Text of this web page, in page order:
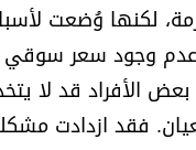
لكنها وُضعت
وجود سعر سوقي
بعض الأفراد قد لا
فقد ازدادت